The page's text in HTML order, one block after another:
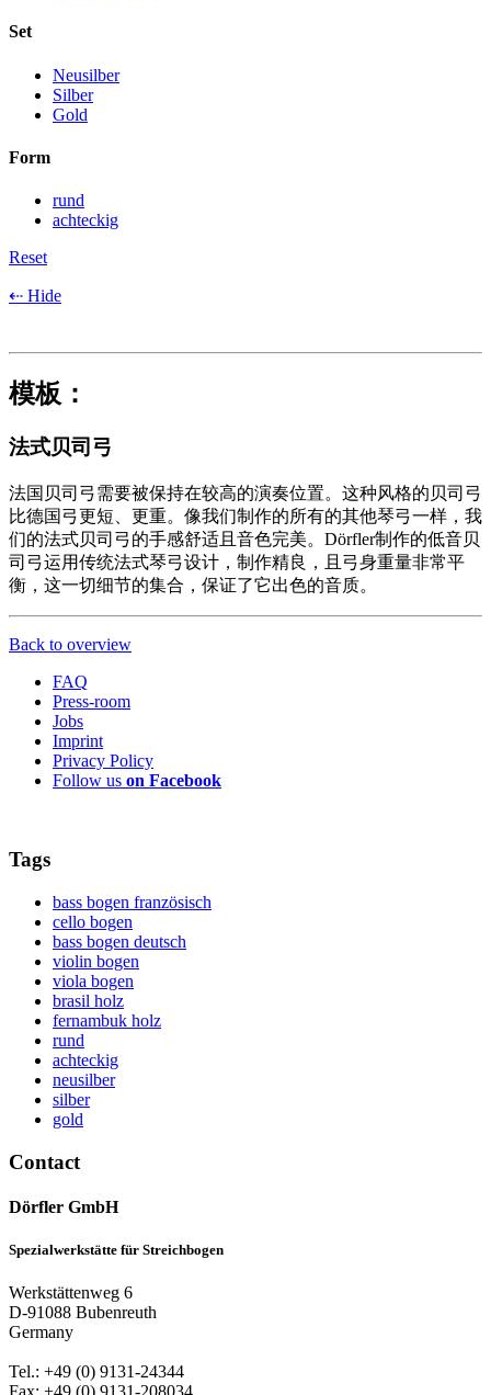
Set
Neusilber
Silber
Gold
Form
rund
achteckig
Reset
⇠ Hide
模板：
法式贝司弓
法国贝司弓需要被保持在较高的演奏位置。这种风格的贝司弓
比德国弓更短、更重。像我们制作的所有的其他琴弓一样，我
们的法式贝司弓的手感舒适且音色完美。Dörfler制作的低音贝
司弓运用传统法式琴弓设计，制作精良，且弓身重量非常平
衡，这一切细节的集合，保证了它出色的音质。
Back to overview
FAQ
Press-room
Jobs
Imprint
Privacy Policy
Follow us on Facebook
Tags
bass bogen französisch
cello bogen
bass bogen deutsch
violin bogen
viola bogen
brasil holz
fernambuk holz
rund
achteckig
neusilber
silber
gold
Contact
Dörfler GmbH
Spezialwerkstätte für Streichbogen
Werkstättenweg 6
D-91088 Bubenreuth
Germany
Tel.: +49 (0) 9131-24344